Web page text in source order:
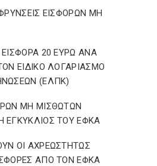
ΕΙΣΦΟΡΩΝ ΜΗ
20 ΕΥΡΩ ΑΝΑ
ΕΙΔΙΚΟ ΛΟΓΑΡΙΑΣΜΟ
(ΕΛΠΚ)
ΜΗ ΜΙΣΘΩΤΩΝ
ΕΓΚΥΚΛΙΟΣ ΤΟΥ ΕΦΚΑ
ΟΙ ΑΧΡΕΩΣΤΗΤΩΣ
ΑΠΟ ΤΟΝ ΕΦΚΑ